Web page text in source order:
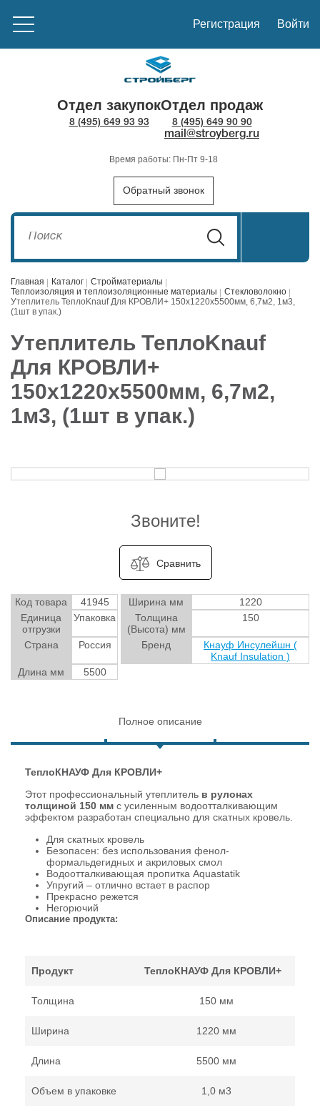
Регистрация Войти
Отдел закупок
8 (495) 649 93 93
Отдел продаж
8 (495) 649 90 90
mail@stroyberg.ru
Время работы: Пн-Пт 9-18
Обратный звонок
Главная Каталог
Стройматериалы
Теплоизоляция и теплоизоляционные материалы
Стекловолокно
Утеплитель ТеплоKnauf Для КРОВЛИ+ 150х1220х5500мм, 6,7м2, 1м3,
(1шт в упак.)
Утеплитель ТеплоKnauf
Для КРОВЛИ+
150х1220х5500мм, 6,7м2,
1м3, (1шт в упак.)
Звоните!
Сравнить
Код товара 41945 Ширина мм
1220
Единица
отгрузки
Упаковка
Толщина
(Высота) мм
150
Страна Россия Бренд
Кнауф Инсулейшн (
Knauf Insulation )
Длина мм
5500
Полное описание
ТеплоКНАУФ Для КРОВЛИ+
Этот профессиональный утеплитель в рулонах
толщиной 150 мм с усиленным водоотталкивающим
эффектом разработан специально для скатных кровель.
Для скатных кровель
Безопасен: без использования фенол-
формальдегидных и акриловых смол
Водоотталкивающая пропитка Aquastatik
Упругий – отлично встает в распор
Прекрасно режется
Негорючий
Описание продукта:
Продукт ТеплоКНАУФ Для КРОВЛИ+
Толщина 150 мм
Ширина 1220 мм
Длина 5500 мм
Объем в упаковке 1,0 м3